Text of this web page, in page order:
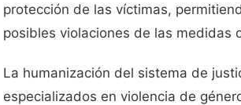
protección de las víctimas,
posibles violaciones de las medidas
La humanización del sistema de
especializados en violencia de